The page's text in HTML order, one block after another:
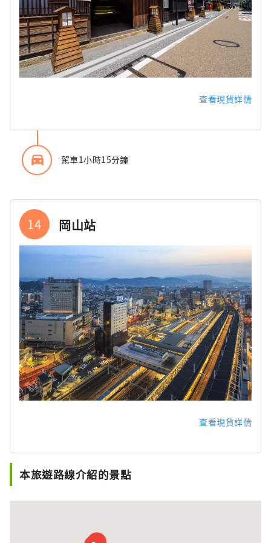
查看現貨詳情
directions_car_filled 駕車1小時15分鐘
14 岡山站
查看現貨詳情
本旅遊路線介紹的景點